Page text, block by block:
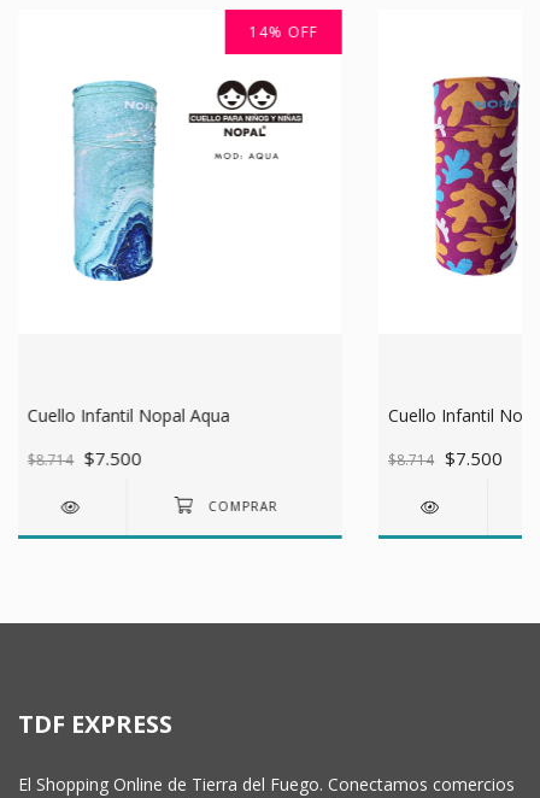
14% OFF
Cuello Infantil Nopal Aqua
$8.714 $7.500
Cuello Infantil
$8.714 $7.500
TDF EXPRESS
El Shopping Online de Tierra del Fuego. Conectamos comercios